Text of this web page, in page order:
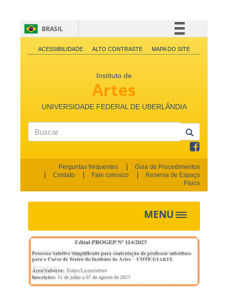
BRASIL
Simplifique!
Participe
Acesso à informação
Legislação
Canais
ACESSIBILIDADE ALTO CONTRASTE MAPA DO SITE
Instituto de
Artes
UNIVERSIDADE FEDERAL DE UBERLÂNDIA
Perguntas frequentes
Guia de Procedimentos
Contato
Fale conosco
Reserva de Espaço
Físico
MENU
Toggle
navigation